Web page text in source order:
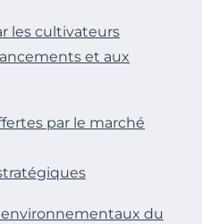
les cultivateurs
et aux
par le marché
du